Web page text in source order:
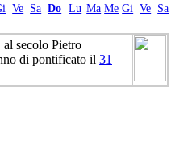
Ve Sa Do Lu Ma Me Gi Ve Sa
al secolo Pietro
di pontificato il 31